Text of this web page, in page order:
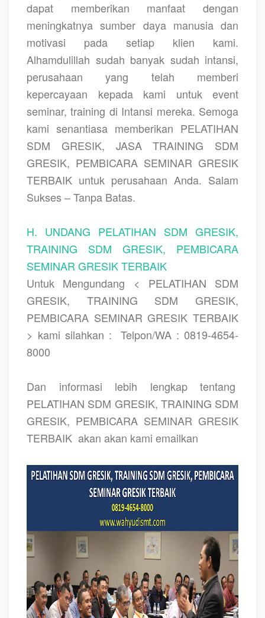
dapat memberikan manfaat dengan
meningkatnya sumber daya manusia dan
motivasi pada setiap klien kami.
Alhamdulillah sudah banyak sudah intansi,
perusahaan yang telah memberi
kepercayaan kepada kami untuk event
seminar, training di Intansi mereka. Semoga
kami senantiasa memberikan PELATIHAN
SDM GRESIK, JASA TRAINING SDM
GRESIK, PEMBICARA SEMINAR GRESIK
TERBAIK untuk perusahaan Anda. Salam
Sukses – Tanpa Batas.
H. UNDANG PELATIHAN SDM GRESIK,
TRAINING SDM GRESIK, PEMBICARA
SEMINAR GRESIK TERBAIK
Untuk Mengundang < PELATIHAN SDM
GRESIK, TRAINING SDM GRESIK,
PEMBICARA SEMINAR GRESIK TERBAIK
> kami silahkan :
Telpon/WA : 0819-4654-
8000
Dan informasi lebih lengkap tentang
PELATIHAN SDM GRESIK, TRAINING SDM
GRESIK, PEMBICARA SEMINAR GRESIK
TERBAIK akan akan kami emailkan